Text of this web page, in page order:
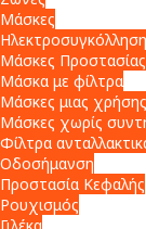
Μάσκες
Μάσκες Προστασίας
Μάσκα με φίλτρα
Μάσκες μιας χρήσης
Μάσκες χωρίς
Φίλτρα
Οδοσήμανση
Προστασία Κεφαλής
Ρουχισμός